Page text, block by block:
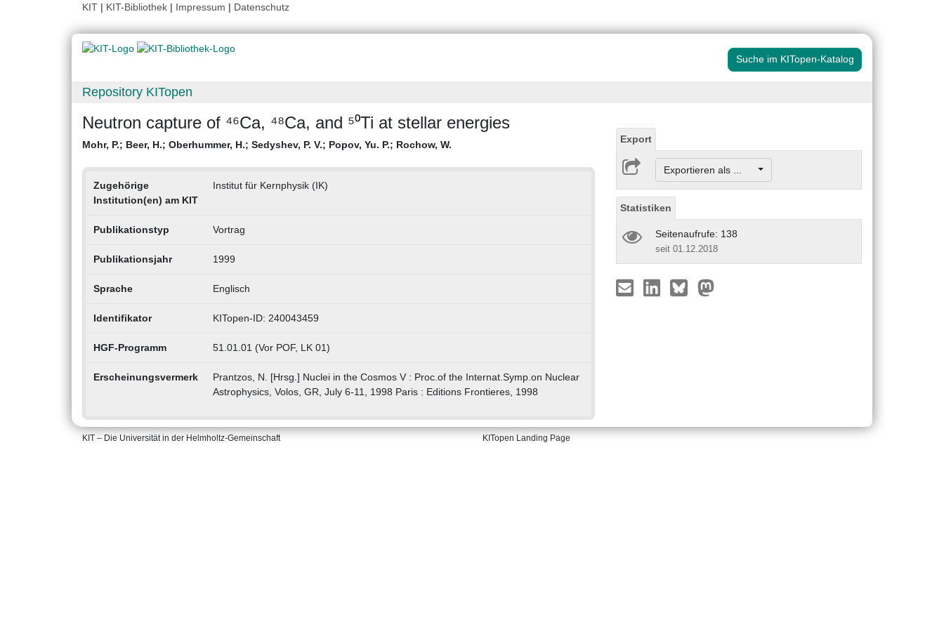
KIT | KIT-Bibliothek | Impressum | Datenschutz
Suche im KITopen-Katalog
Repository KITopen
Neutron capture of ⁴⁶Ca, ⁴⁸Ca, and ⁵⁰Ti at stellar energies
Mohr, P.; Beer, H.; Oberhummer, H.; Sedyshev, P. V.; Popov, Yu. P.; Rochow, W.
Zugehörige
Institution(en) am KIT
Institut für Kernphysik (IK)
Publikationstyp Vortrag
Publikationsjahr 1999
Sprache Englisch
Identifikator KITopen-ID: 240043459
HGF-Programm 51.01.01 (Vor POF, LK 01)
Erscheinungsvermerk
Prantzos, N. [Hrsg.] Nuclei in the Cosmos V : Proc.of the Internat.Symp.on Nuclear
Astrophysics, Volos, GR, July 6-11, 1998 Paris : Editions Frontieres, 1998
Export
Exportieren als ...
Statistiken
Seitenaufrufe: 138
seit 01.12.2018
KIT – Die Universität in der Helmholtz-Gemeinschaft KITopen Landing Page